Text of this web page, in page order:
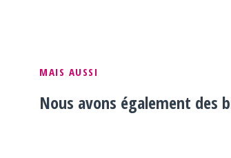
MAIS AUSSI
Nous avons également des